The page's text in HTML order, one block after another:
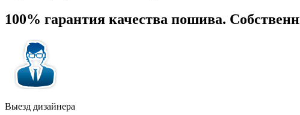
100% гарантия качества пошива.
Выезд дизайнера